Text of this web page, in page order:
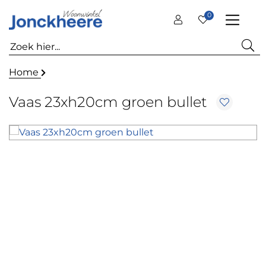
0
Home
Vaas 23xh20cm groen bullet